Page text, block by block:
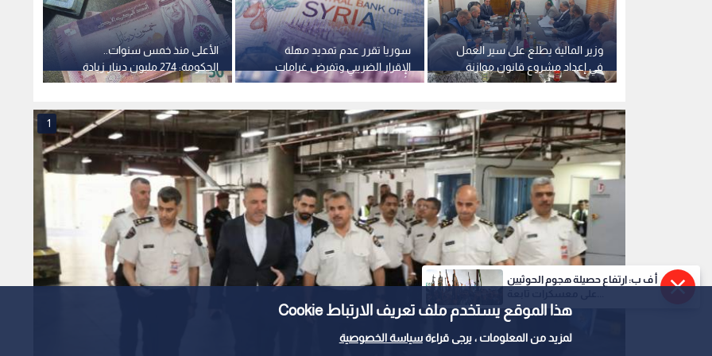
هذا الموقع يستخدم ملف تعريف الارتباط Cookie
لمزيد من المعلومات ، يرجى قراءةسياسة الخصوصية
الأعلى منذ خمس سنوات..
الحكومة: 274 مليون دينار زيادة
في مخصصات الرواتب لعام 2026
سوريا تقرر عدم تمديد مهلة
الإقرار الضريبي وتفرض غرامات
تأخير على المتخلفين
وزير المالية يطلع على سير العمل
في إعداد مشروع قانون موازنة
2027
1
أ ف ب: ارتفاع حصيلة هجوم الحوثيين